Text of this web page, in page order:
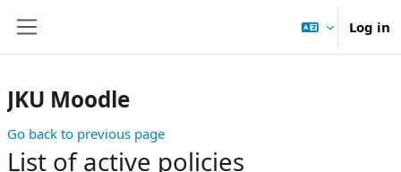
Log in
JKU Moodle
Go back to previous page
List of active policies